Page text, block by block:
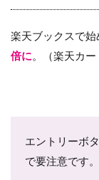
楽天ブックスで始
倍に。（楽天カー
エントリーボ
で要注意です。